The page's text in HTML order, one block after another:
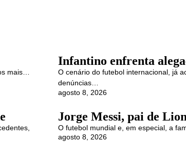
mais…
Infantino enfrenta
O cenário do futebol internacional, já
denúncias…
agosto 8, 2026
Jorge Messi, pai de
O futebol mundial e, em especial, a
agosto 8, 2026